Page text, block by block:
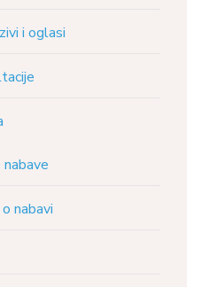
i oglasi
nabavi